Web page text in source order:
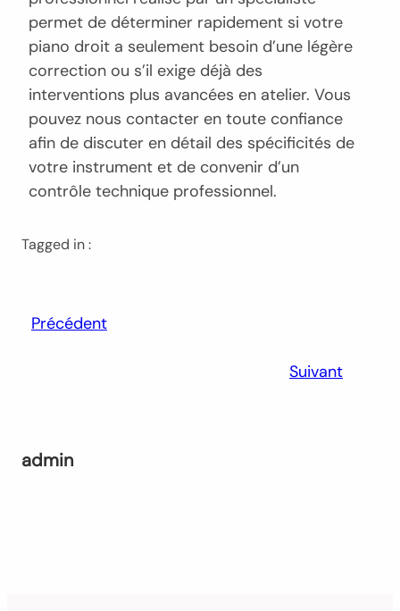
permet de déterminer rapidement si votre
piano droit a seulement besoin d’une légère
correction ou s’il exige déjà des
interventions plus avancées en atelier. Vous
pouvez nous contacter en toute confiance
afin de discuter en détail des spécificités de
votre instrument et de convenir d’un
contrôle technique professionnel.
Tagged in :
Précédent
Suivant
admin